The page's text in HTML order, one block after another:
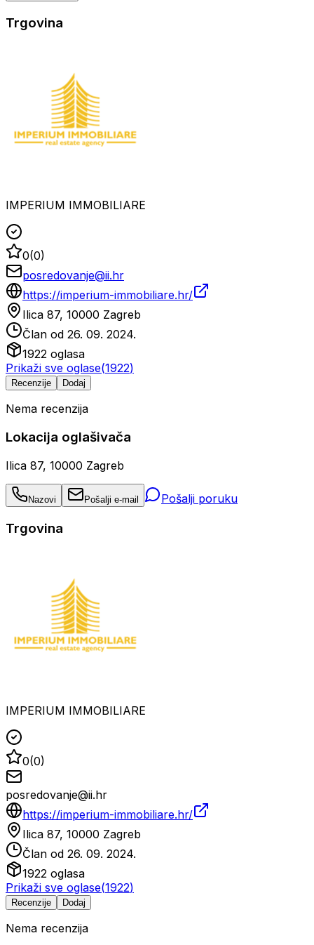
Trgovina
IMPERIUM IMMOBILIARE
0(0)
posredovanje@ii.hr
https://imperium-immobiliare.hr/
Ilica 87, 10000 Zagreb
Član od 26. 09. 2024.
1922 oglasa
Prikaži sve oglase(1922)
Recenzije Dodaj
Nema recenzija
Lokacija oglašivača
Ilica 87, 10000 Zagreb
Nazovi Pošalji e-mail Pošalji poruku
Trgovina
IMPERIUM IMMOBILIARE
0(0)
posredovanje@ii.hr
https://imperium-immobiliare.hr/
Ilica 87, 10000 Zagreb
Član od 26. 09. 2024.
1922 oglasa
Prikaži sve oglase(1922)
Recenzije Dodaj
Nema recenzija